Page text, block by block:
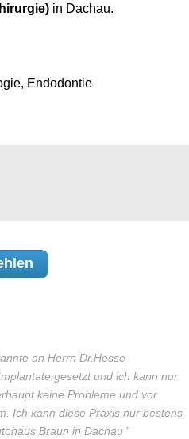
in Dachau.
Endodontie
an Herrn Dr.Hesse
gesetzt und ich kann nur
keine Probleme und vor
Ich kann diese Praxis nur bestens
Braun in Dachau ”